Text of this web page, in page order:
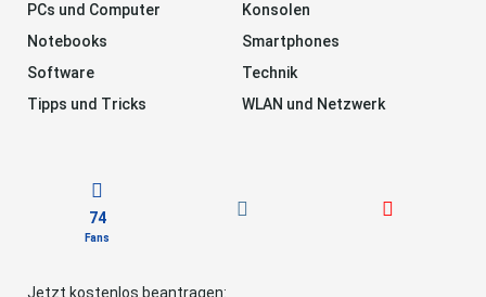
PCs und Computer
Konsolen
Notebooks
Smartphones
Software
Technik
Tipps und Tricks
WLAN und Netzwerk
74
Fans
Jetzt kostenlos beantragen: